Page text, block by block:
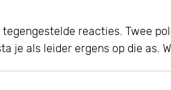
reacties. Twee
je als leider ergens op die as.